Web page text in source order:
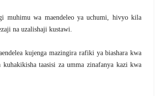
muhimu wa maendeleo ya uchumi, hivyo kila
na uzalishaji kustawi.
kujenga mazingira rafiki ya biashara kwa
taasisi za umma zinafanya kazi kwa